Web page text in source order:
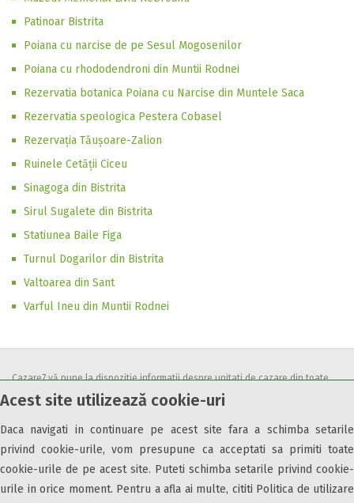
Acest site utilizează cookie-uri
Daca navigati in continuare pe acest site fara a schimba setarile
privind cookie-urile, vom presupune ca acceptati sa primiti toate
cookie-urile de pe acest site. Puteti schimba setarile privind cookie-
urile in orice moment. Pentru a afla ai multe, cititi Politica de utilizare
Patinoar Bistrita
Poiana cu narcise de pe Sesul Mogosenilor
Poiana cu rhododendroni din Muntii Rodnei
Rezervatia botanica Poiana cu Narcise din Muntele Saca
Rezervatia speologica Pestera Cobasel
Rezervaţia Tăuşoare-Zalion
Ruinele Cetăţii Ciceu
Sinagoga din Bistrita
Sirul Sugalete din Bistrita
Statiunea Baile Figa
Turnul Dogarilor din Bistrita
Valtoarea din Sant
Varful Ineu din Muntii Rodnei
Cazare7 vă pune la dispozitie informatii despre unitati de cazare din toate
zonele turistice, oferte speciale, rezervari online.
condițiile